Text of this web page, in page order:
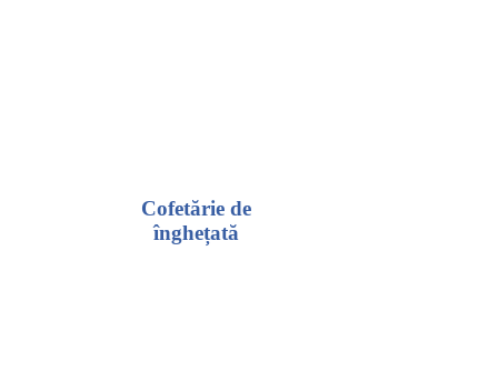
Cofetărie de
înghețată